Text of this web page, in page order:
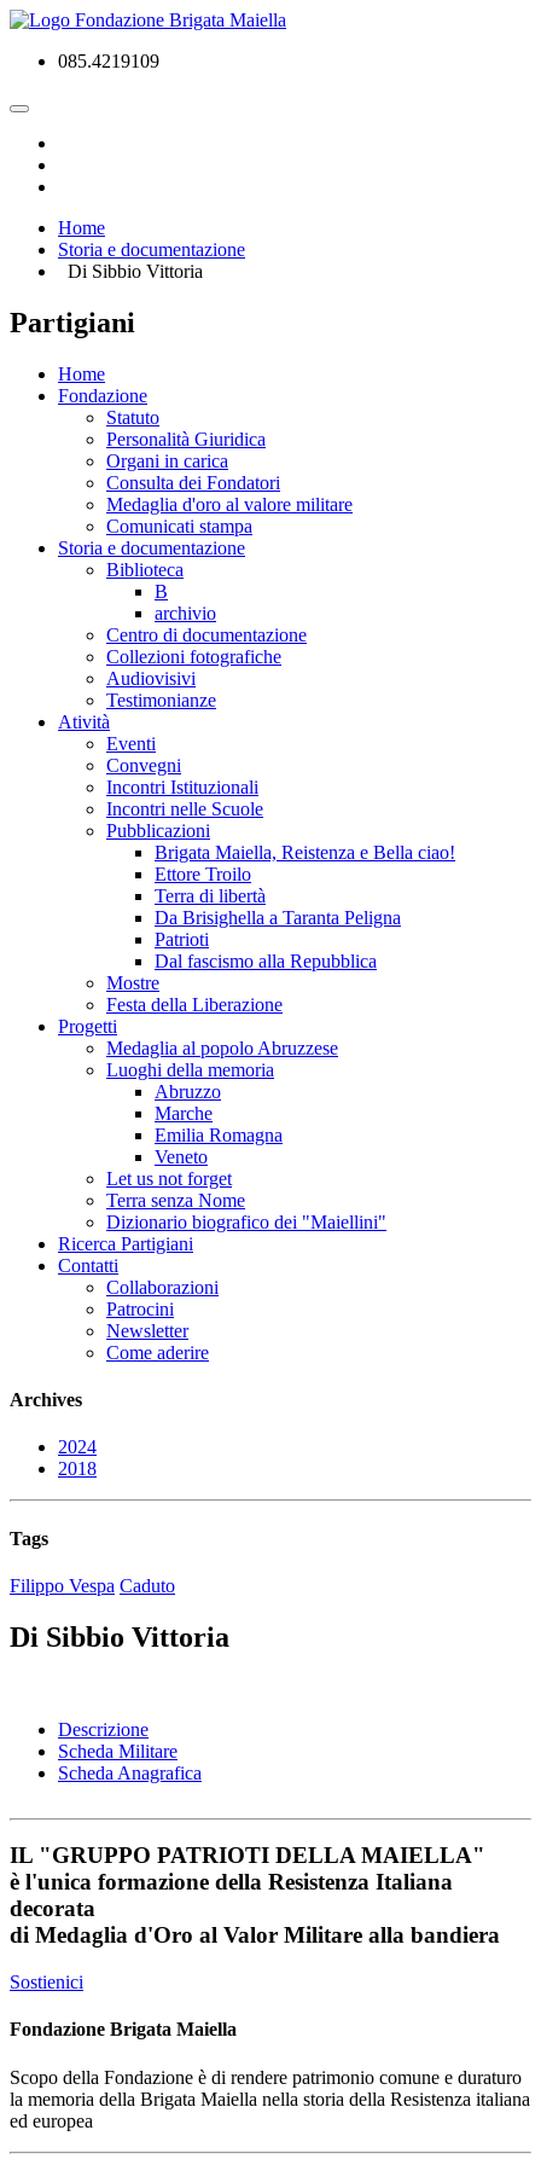
085.4219109
Home
Storia e documentazione
Di Sibbio Vittoria
Partigiani
Home
Fondazione
Statuto
Personalità Giuridica
Organi in carica
Consulta dei Fondatori
Medaglia d'oro al valore militare
Comunicati stampa
Storia e documentazione
Biblioteca
B
archivio
Centro di documentazione
Collezioni fotografiche
Audiovisivi
Testimonianze
Atività
Eventi
Convegni
Incontri Istituzionali
Incontri nelle Scuole
Pubblicazioni
Brigata Maiella, Reistenza e Bella ciao!
Ettore Troilo
Terra di libertà
Da Brisighella a Taranta Peligna
Patrioti
Dal fascismo alla Repubblica
Mostre
Festa della Liberazione
Progetti
Medaglia al popolo Abruzzese
Luoghi della memoria
Abruzzo
Marche
Emilia Romagna
Veneto
Let us not forget
Terra senza Nome
Dizionario biografico dei "Maiellini"
Ricerca Partigiani
Contatti
Collaborazioni
Patrocini
Newsletter
Come aderire
Archives
2024
2018
Tags
Filippo Vespa Caduto
Di Sibbio Vittoria
Descrizione
Scheda Militare
Scheda Anagrafica
IL "GRUPPO PATRIOTI DELLA MAIELLA"
è l'unica formazione della Resistenza Italiana
decorata
di Medaglia d'Oro al Valor Militare alla bandiera
Sostienici
Fondazione Brigata Maiella
Scopo della Fondazione è di rendere patrimonio comune e duraturo
la memoria della Brigata Maiella nella storia della Resistenza italiana
ed europea